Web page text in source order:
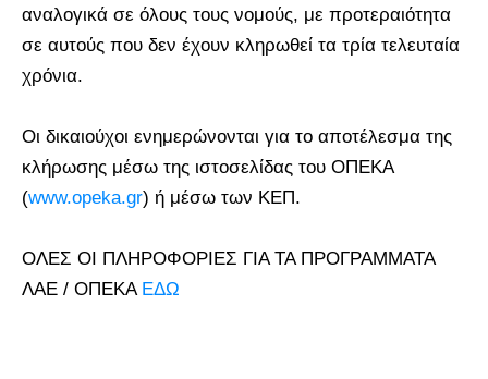
αναλογικά σε όλους τους νομούς, με προτεραιότητα
σε αυτούς που δεν έχουν κληρωθεί τα τρία τελευταία
χρόνια.
Οι δικαιούχοι ενημερώνονται για το αποτέλεσμα της
κλήρωσης μέσω της ιστοσελίδας του ΟΠΕΚΑ
(www.opeka.gr) ή μέσω των ΚΕΠ.
ΟΛΕΣ ΟΙ ΠΛΗΡΟΦΟΡΙΕΣ ΓΙΑ ΤΑ ΠΡΟΓΡΑΜΜΑΤΑ
ΛΑΕ / ΟΠΕΚΑ ΕΔΩ